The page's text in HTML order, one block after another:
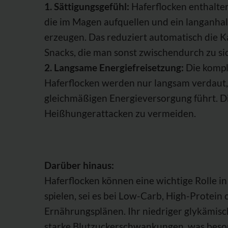
1. Sättigungsgefühl: Haferflocken
die im Magen aufquellen und ein
erzeugen. Das reduziert automatisch die
Snacks, die man sonst zwischendurch zu
2. Langsame Energiefreisetzung: Die
Haferflocken werden nur langsam
gleichmäßigen Energieversorgung führt.
Heißhungerattacken zu vermeiden.
Darüber hinaus:
Haferflocken können eine wichtige Rolle
spielen, sei es bei Low-Carb, High-Protein
Ernährungsplänen. Ihr niedriger